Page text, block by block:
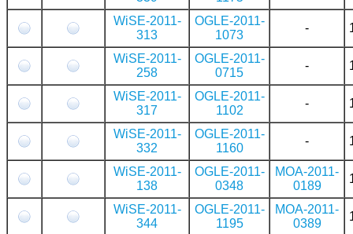
WiSE-2011-
313
OGLE-2011-
1073
-
WiSE-2011-
258
OGLE-2011-
0715
-
WiSE-2011-
317
OGLE-2011-
1102
-
WiSE-2011-
332
OGLE-2011-
1160
-
WiSE-2011-
138
OGLE-2011-
0348
MOA-2011-
0189
WiSE-2011-
344
OGLE-2011-
1195
MOA-2011-
0389